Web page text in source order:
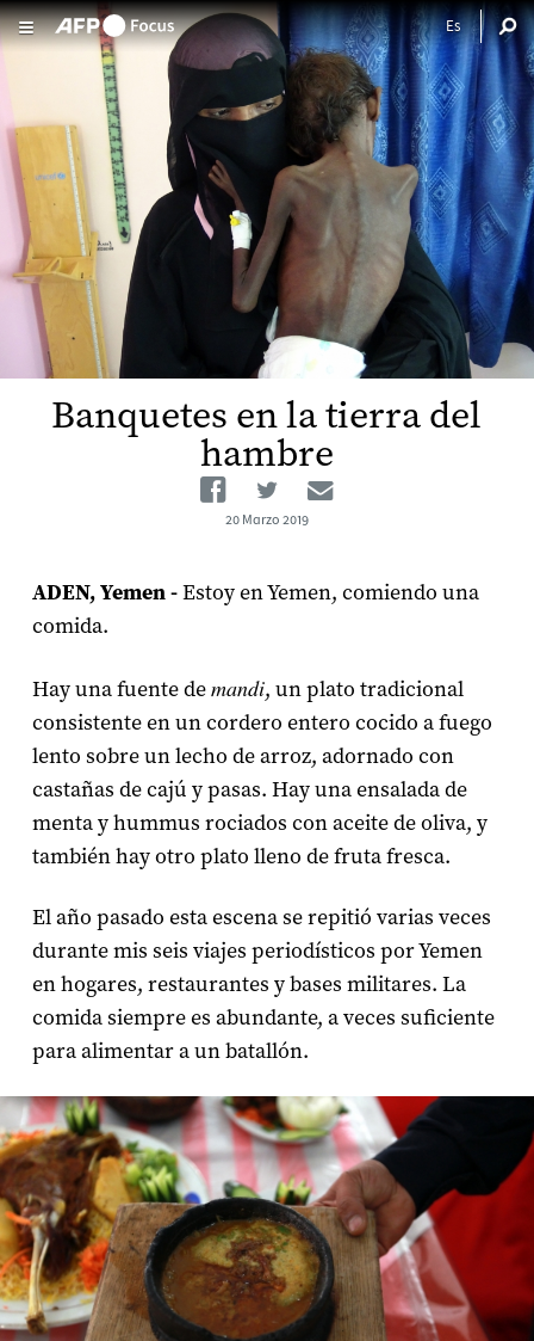
Pasar al contenido principal
Banquetes en la tierra del
hambre
Facebook
Twitter
20 Marzo 2019
ADEN, Yemen -Estoy en Yemen, comiendo una
comida.
Hay una fuente demandi, un plato tradicional
consistente en un cordero entero cocido a fuego
lento sobre un lecho de arroz, adornado con
castañas de cajú y pasas. Hay una ensalada de
menta y hummus rociados con aceite de oliva, y
también hay otro plato lleno de fruta fresca.
El año pasado esta escena se repitió varias veces
durante mis seis viajes periodísticos por Yemen
en hogares, restaurantes y bases militares. La
comida siempre es abundante, a veces suficiente
para alimentar a un batallón.